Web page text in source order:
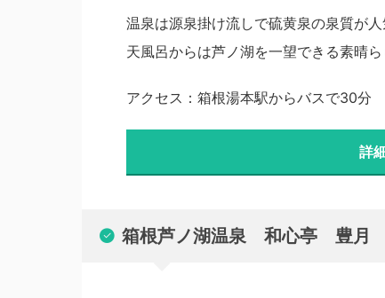
温泉は源泉掛け流しで硫黄泉の泉質が
天風呂からは芦ノ湖を一望できる素晴
アクセス：箱根湯本駅からバスで30分
詳
箱根芦ノ湖温泉 和心亭 豊月